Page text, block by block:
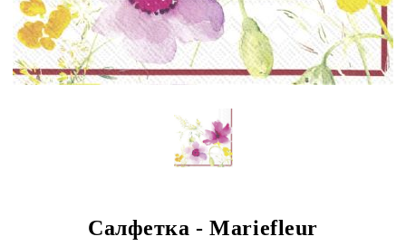
Салфетка - Mariefleur